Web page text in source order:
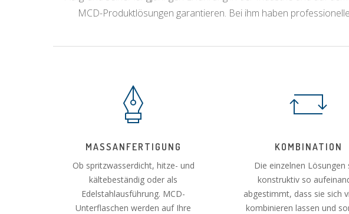
MCD-Produktlösungen garantieren. Bei ihm haben
MASSANFERTIGUNG
Ob spritzwasserdicht, hitze- und
kältebeständig oder als
Edelstahlausführung. MCD-
Unterflaschen werden auf Ihre
KOMBINATION
Die einzelnen Lösungen
konstruktiv so
abgestimmt, dass sie sich
kombinieren lassen und